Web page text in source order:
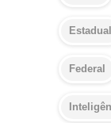
Estadual
Federal